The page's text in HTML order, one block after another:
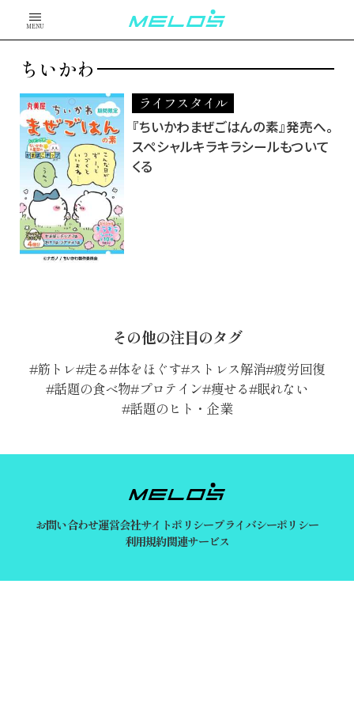
MENU
ちいかわ
ライフスタイル
『ちいかわまぜごはんの素』発売へ。
スペシャルキラキラシールもついて
くる
その他の注目のタグ
筋トレ 走る 体をほぐす ストレス解消 疲労回復
話題の食べ物 プロテイン 痩せる 眠れない
話題のヒト・企業
お問い合わせ運営会社サイトポリシープライバシーポリシー
利用規約関連サービス